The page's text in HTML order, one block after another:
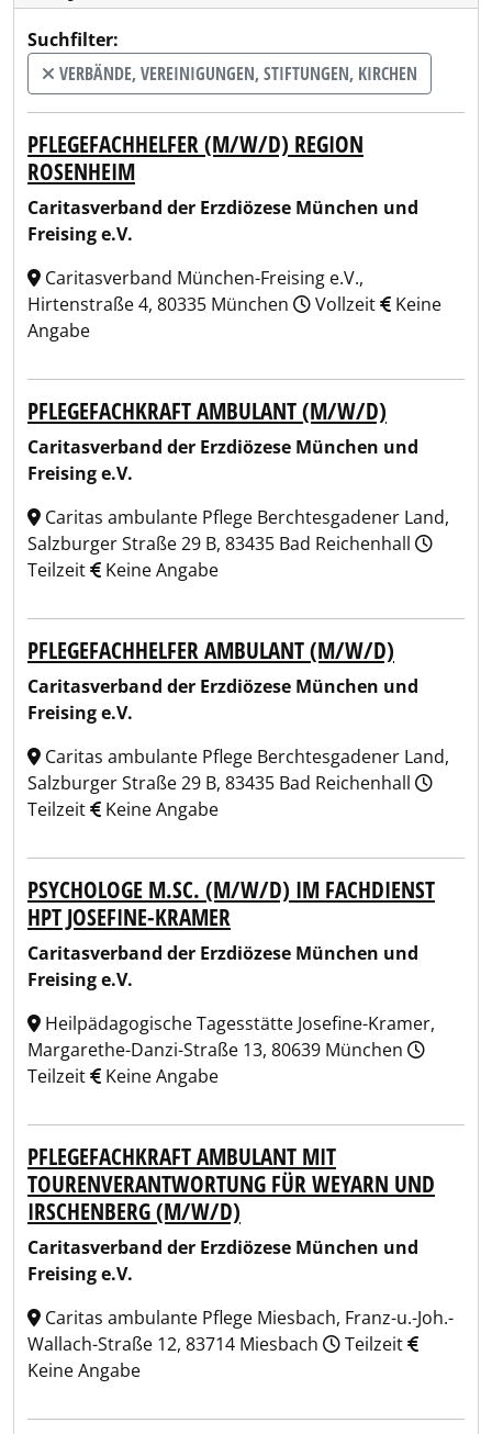
Suchfilter:
VERBÄNDE, VEREINIGUNGEN, STIFTUNGEN, KIRCHEN
PFLEGEFACHHELFER (M/W/D) REGION
ROSENHEIM
Caritasverband der Erzdiözese München und
Freising e.V.
Caritasverband München-Freising e.V.,
Hirtenstraße 4, 80335 München
Vollzeit
Keine
Angabe
PFLEGEFACHKRAFT AMBULANT (M/W/D)
Caritasverband der Erzdiözese München und
Freising e.V.
Caritas ambulante Pflege Berchtesgadener Land,
Salzburger Straße 29 B, 83435 Bad Reichenhall
Teilzeit
Keine Angabe
PFLEGEFACHHELFER AMBULANT (M/W/D)
Caritasverband der Erzdiözese München und
Freising e.V.
Caritas ambulante Pflege Berchtesgadener Land,
Salzburger Straße 29 B, 83435 Bad Reichenhall
Teilzeit
Keine Angabe
PSYCHOLOGE M.SC. (M/W/D) IM FACHDIENST
HPT JOSEFINE-KRAMER
Caritasverband der Erzdiözese München und
Freising e.V.
Heilpädagogische Tagesstätte Josefine-Kramer,
Margarethe-Danzi-Straße 13, 80639 München
Teilzeit
Keine Angabe
PFLEGEFACHKRAFT AMBULANT MIT
TOURENVERANTWORTUNG FÜR WEYARN UND
IRSCHENBERG (M/W/D)
Caritasverband der Erzdiözese München und
Freising e.V.
Caritas ambulante Pflege Miesbach, Franz-u.-Joh.-
Wallach-Straße 12, 83714 Miesbach
Teilzeit
Keine Angabe